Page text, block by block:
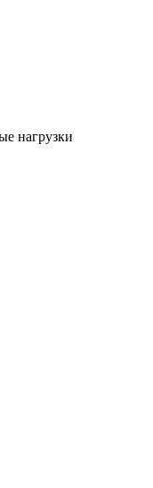
нагрузки